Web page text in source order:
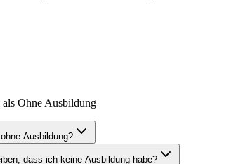
Ohne Ausbildung
Ausbildung?
dass ich keine Ausbildung habe?